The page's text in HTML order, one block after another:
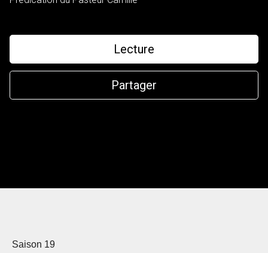
Lecture
Partager
Saison 19